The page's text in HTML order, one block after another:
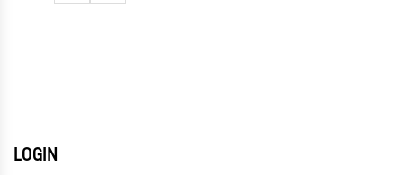
LOGIN